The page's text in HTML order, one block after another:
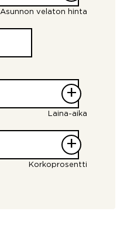
Asunnon velaton hinta
+
Laina-aika
+
Korkoprosentti